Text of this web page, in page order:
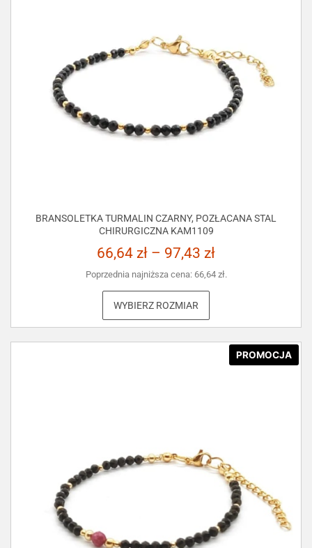
BRANSOLETKA TURMALIN CZARNY, POZŁACANA STAL
CHIRURGICZNA KAM1109
66,64 zł – 97,43 zł
Poprzednia najniższa cena: 66,64 zł.
WYBIERZ ROZMIAR
PROMOCJA